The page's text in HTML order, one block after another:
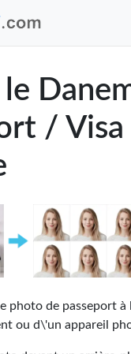
le
/
photo de passeport
ou d\'un appareil